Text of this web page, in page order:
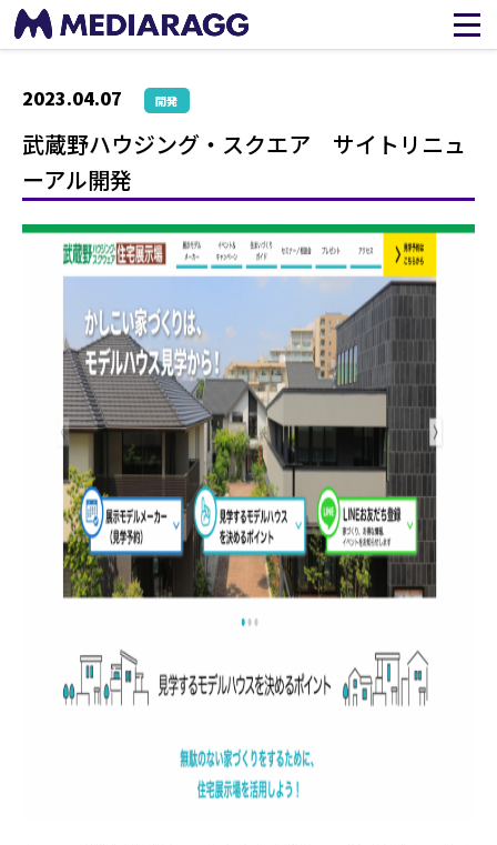
2023.04.07 開発
武蔵野ハウジング・スクエア サイトリニュ
ーアル開発